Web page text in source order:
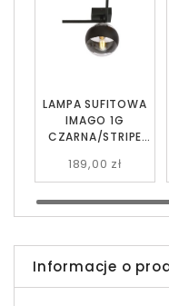
LAMPA SUFITOWA
IMAGO 1G
CZARNA/STRIPE
189,00 zł
Informacje o